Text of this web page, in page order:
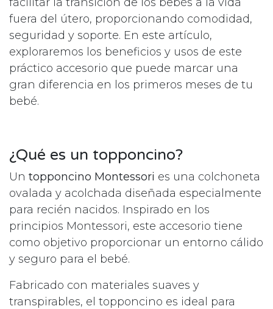
fuera del útero, proporcionando comodidad,
seguridad y soporte. En este artículo,
exploraremos los beneficios y usos de este
práctico accesorio que puede marcar una
gran diferencia en los primeros meses de tu
bebé.
¿Qué es un topponcino?
Un topponcino Montessori es una colchoneta
ovalada y acolchada diseñada especialmente
para recién nacidos. Inspirado en los
principios Montessori, este accesorio tiene
como objetivo proporcionar un entorno cálido
y seguro para el bebé.
Fabricado con materiales suaves y
transpirables, el topponcino es ideal para